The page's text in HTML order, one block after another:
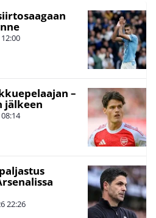
12:00
–
jälkeen
08:14
22:26